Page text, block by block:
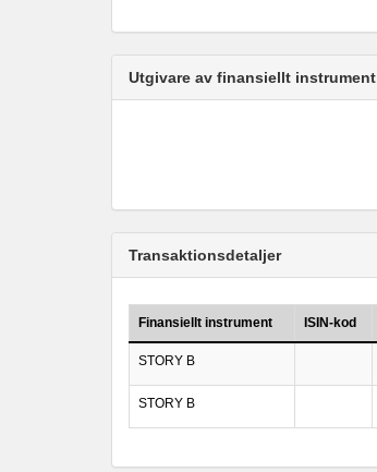
Utgivare av finansiellt instrument
Transaktionsdetaljer
Finansiellt instrument ISIN-kod
STORY B
STORY B